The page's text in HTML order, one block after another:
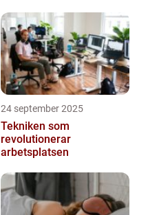
24 september 2025
Tekniken som
revolutionerar
arbetsplatsen